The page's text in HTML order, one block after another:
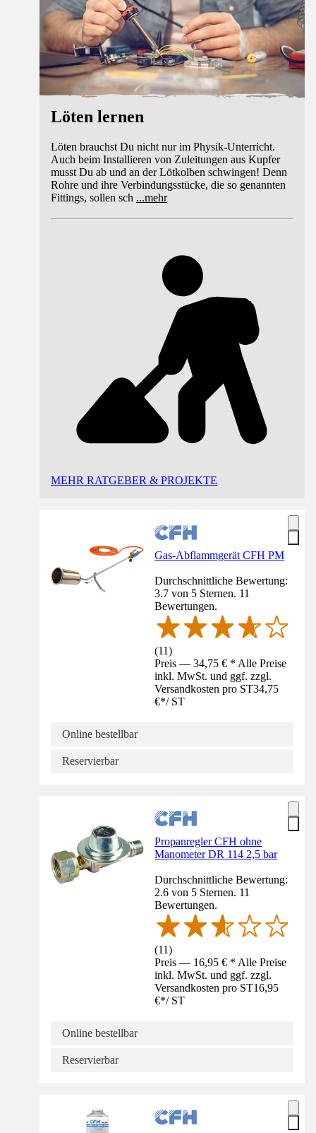
Löten lernen
Löten brauchst Du nicht nur im Physik-Unterricht.
Auch beim Installieren von Zuleitungen aus Kupfer
musst Du ab und an der Lötkolben schwingen! Denn
Rohre und ihre Verbindungsstücke, die so genannten
Fittings, sollen sch ...mehr
MEHR RATGEBER & PROJEKTE
Gas-Abflammgerät CFH PM
Durchschnittliche Bewertung:
3.7 von 5 Sternen. 11
Bewertungen.
(11)
Preis — 34,75 € * Alle Preise
inkl. MwSt. und ggf. zzgl.
Versandkosten pro ST34,75
€*/ ST
Online bestellbar
Reservierbar
Propanregler CFH ohne
Manometer DR 114 2,5 bar
Durchschnittliche Bewertung:
2.6 von 5 Sternen. 11
Bewertungen.
(11)
Preis — 16,95 € * Alle Preise
inkl. MwSt. und ggf. zzgl.
Versandkosten pro ST16,95
€*/ ST
Online bestellbar
Reservierbar